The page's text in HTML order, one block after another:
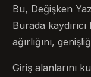
Bu, Değişken
Burada
ağırlığını,
Giriş alanlarını